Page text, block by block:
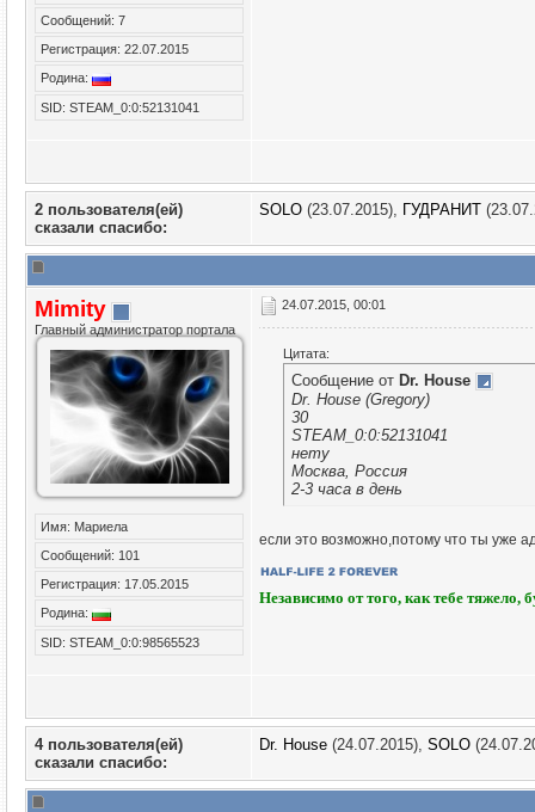
Сообщений: 7
Регистрация: 22.07.2015
Родина:
SID: STEAM_0:0:52131041
2 пользователя(ей)
сказали cпасибо:
SOLO (23.07.2015), ГУДРАНИТ
Mimity
Главный администратор портала
Имя: Мариела
Сообщений: 101
Регистрация: 17.05.2015
Родина:
SID: STEAM_0:0:98565523
24.07.2015, 00:01
Цитата:
Сообщение от Dr. House
Dr. House (Gregory)
30
STEAM_0:0:52131041
нету
Москва, Россия
2-3 часа в день
если это возможно,потому что ты уже
Независимо от того, как тебе тяжело,
4 пользователя(ей)
сказали cпасибо:
Dr. House (24.07.2015), SOLO